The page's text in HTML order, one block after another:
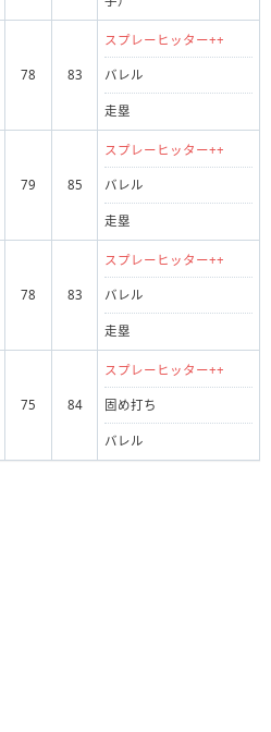
78 83
スプレーヒッター++
バレル
走塁
79 85
スプレーヒッター++
バレル
走塁
78 83
スプレーヒッター++
バレル
走塁
75 84
スプレーヒッター++
固め打ち
バレル